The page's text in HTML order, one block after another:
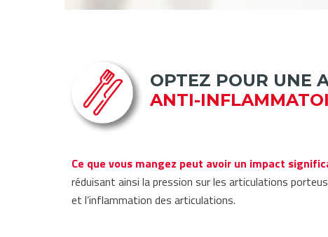
OPTEZ POUR UNE
ANTI-
Ce que vous mangez peut avoir un impact
réduisant ainsi la pression sur les articulations
et l’inflammation des articulations.